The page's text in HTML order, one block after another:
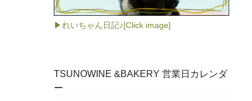
▶れいちゃん日記♪[Click image]
TSUNOWINE &BAKERY 営業日カレンダ
ー